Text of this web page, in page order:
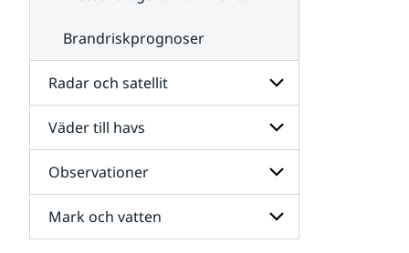
Brandriskprognoser
Radar och satellit
Undersidor
för
Radar
och
satellit
Väder till havs
Undersidor
för
Väder
till
havs
Observationer
Undersidor
för
Mark och vatten